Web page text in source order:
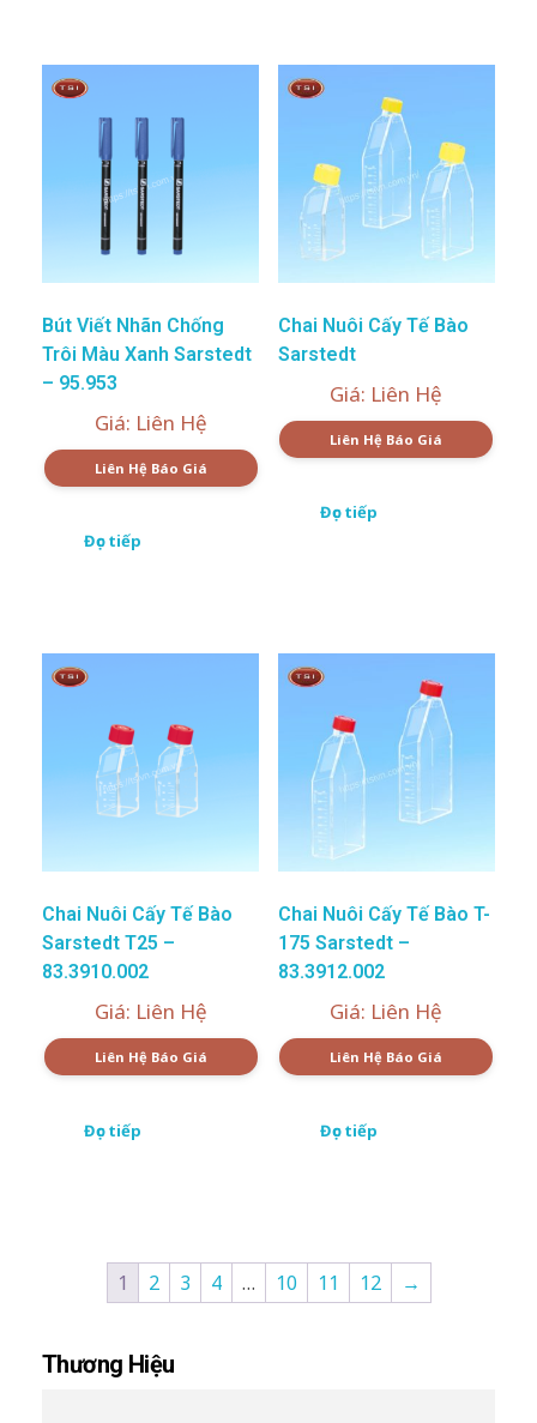
Bút Viết Nhãn Chống
Trôi Màu Xanh Sarstedt
– 95.953
Giá: Liên Hệ
Liên Hệ Báo Giá
Đọc tiếp
Chai Nuôi Cấy Tế Bào
Sarstedt
Giá: Liên Hệ
Liên Hệ Báo Giá
Đọc tiếp
Chai Nuôi Cấy Tế Bào
Sarstedt T25 –
83.3910.002
Giá: Liên Hệ
Liên Hệ Báo Giá
Đọc tiếp
Chai Nuôi Cấy Tế Bào T-
175 Sarstedt –
83.3912.002
Giá: Liên Hệ
Liên Hệ Báo Giá
Đọc tiếp
1 2 3 4 … 10 11 12 →
Thương Hiệu